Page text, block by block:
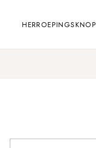
HERROEPINGSKNOP